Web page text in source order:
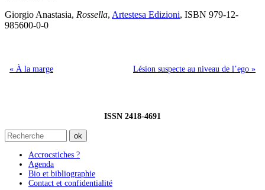
Giorgio Anastasia, Rossella, Artestesa Edizioni, ISBN 979-12-
985600-0-0
« À la marge Lésion suspecte au niveau de l’ego »
ISSN 2418-4691
Accrocstiches ?
Agenda
Bio et bibliographie
Contact et confidentialité